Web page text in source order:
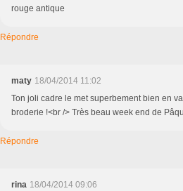
rouge antique
Répondre
maty 18/04/2014 11:02
Ton joli cadre le met superbement bien en
broderie !<br /> Très beau week end de
Répondre
rina 18/04/2014 09:06